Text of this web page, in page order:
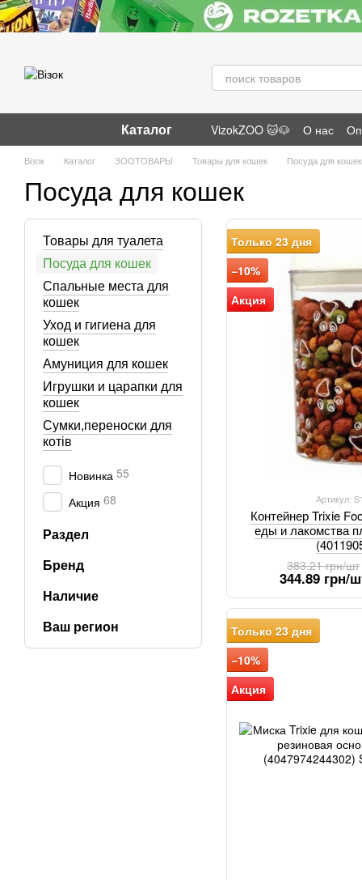
Перейти к основному контенту
Каталог VizokZOO 🐱🐶 О нас
Отзывы о магазине
Візок Каталог ЗООТОВАРЫ Товары для кошек Посуда для кошек
Посуда для кошек
Только 23 дня
−10%
Акция
Артикул:
Контейнер Trixie
еды и лакомства
383.21 грн/шт
344.89 грн/
Только 23 дня
−10%
Акция
Товары для туалета
Посуда для кошек
Спальные места для
кошек
Уход и гигиена для
кошек
Амуниция для кошек
Игрушки и царапки для
кошек
Сумки,переноски для
котів
Новинка 55
Акция 68
Раздел
Бренд
Наличие
Ваш регион